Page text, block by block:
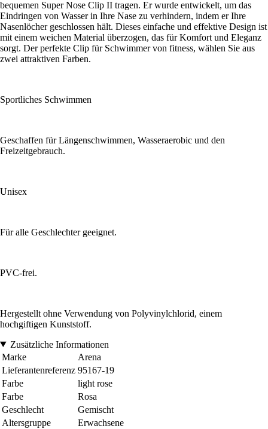
bequemen Super Nose Clip II tragen. Er wurde entwickelt, um das
Eindringen von Wasser in Ihre Nase zu verhindern, indem er Ihre
Nasenlöcher geschlossen hält. Dieses einfache und effektive Design ist
mit einem weichen Material überzogen, das für Komfort und Eleganz
sorgt. Der perfekte Clip für Schwimmer von fitness, wählen Sie aus
zwei attraktiven Farben.
Sportliches Schwimmen
Geschaffen für Längenschwimmen, Wasseraerobic und den
Freizeitgebrauch.
Unisex
Für alle Geschlechter geeignet.
PVC-frei.
Hergestellt ohne Verwendung von Polyvinylchlorid, einem
hochgiftigen Kunststoff.
Zusätzliche Informationen
Marke
Arena
Lieferantenreferenz 95167-19
Farbe
light rose
Farbe
Rosa
Geschlecht
Gemischt
Altersgruppe
Erwachsene